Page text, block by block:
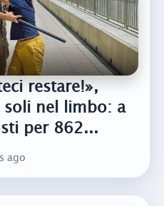
restare!»,
soli nel limbo: a
per 862...
ago